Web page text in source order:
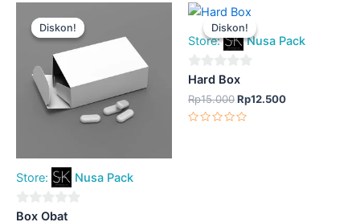
Diskon!
Store: Nusa Pack
0
Diskon!
Box Obat
aslinya
adalah:
Rp15.000.
ini
adalah:
Rp12.500.
Diskon!
Store: Nusa Pack
0
out
of
Diskon!
Hard Box
Rp15.000
Harga
aslinya
adalah:
Rp15.000.
Rp12.500
ini
adalah: